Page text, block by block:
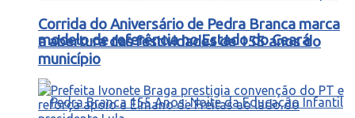
modelo de referência no Estado do Ceará
Corrida do Aniversário de Pedra Branca marca
a abertura das festividades de 155 anos do
município